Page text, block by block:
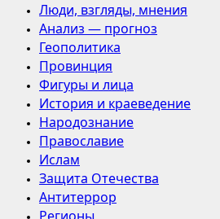
Люди, взгляды, мнения
Анализ — прогноз
Геополитика
Провинция
Фигуры и лица
История и краеведение
Народознание
Православие
Ислам
Защита Отечества
Антитеррор